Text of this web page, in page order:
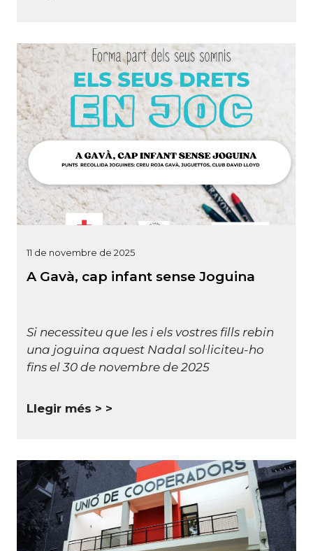
11 de novembre de 2025
A Gavà, cap infant sense Joguina
Si necessiteu que les i els vostres fills rebin
una joguina aquest Nadal sol·liciteu-ho
fins el 30 de novembre de 2025
Llegir més >